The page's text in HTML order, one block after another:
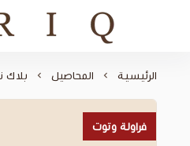
الرئيسية المحاصيل بلاك
فراولة وتوت